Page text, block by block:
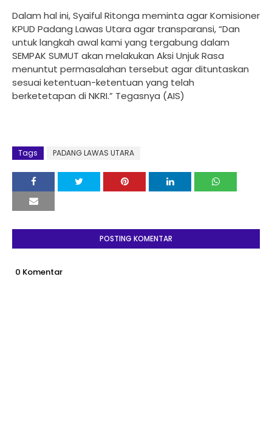
Dalam hal ini, Syaiful Ritonga meminta agar Komisioner
KPUD Padang Lawas Utara agar transparansi, “Dan
untuk langkah awal kami yang tergabung dalam
SEMPAK SUMUT akan melakukan Aksi Unjuk Rasa
menuntut permasalahan tersebut agar dituntaskan
sesuai ketentuan-ketentuan yang telah
berketetapan di NKRI.” Tegasnya (AIS)
Tags PADANG LAWAS UTARA
POSTING KOMENTAR
0 Komentar